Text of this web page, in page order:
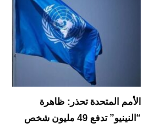
الأمم المتحدة تحذر: ظاهرة
“النينيو” تدفع 49 مليون شخص